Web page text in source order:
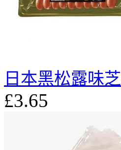
日本黑松露味
£3.65